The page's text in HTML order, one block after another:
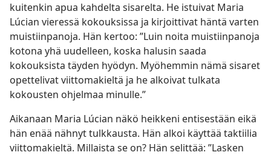
kuitenkin apua kahdelta sisarelta. He istuivat Maria
Lúcian vieressä kokouksissa ja kirjoittivat häntä varten
muistiinpanoja. Hän kertoo: ”Luin noita muistiinpanoja
kotona yhä uudelleen, koska halusin saada
kokouksista täyden hyödyn. Myöhemmin nämä sisaret
opettelivat viittomakieltä ja he alkoivat tulkata
kokousten ohjelmaa minulle.”
Aikanaan Maria Lúcian näkö heikkeni entisestään eikä
hän enää nähnyt tulkkausta. Hän alkoi käyttää taktiilia
viittomakieltä. Millaista se on? Hän selittää: ”Lasken